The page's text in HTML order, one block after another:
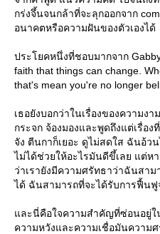
กร่งจึ้นจนกล้าที่จะลุกออกจาก
อนาคตหรือความฝันของตัวเองได้
ประโยคหนึ่งที่ชอบมากจาก
faith that things can change.
that's mean you're no longer
เธอยังบอกว่าในเรื่องของความง
กระจก จ้องมองและพูดถึงแต่เรื่อ
จัง ตีนกาก็เยอะ ดูไม่สดใส ฉันอ้
ไม่ได้ช่วยให้อะไรมันดีขึ้เลย แต่ห
ว่าเรายังมีความศรัทธาว่าฉันสา
ได้ ฉันสามารถที่จะได้รับการฟื้น
ละนี่คือใจความสำคัญที่ซ่อนอยู่ใ
ความหวังและความเชื่อมันความ